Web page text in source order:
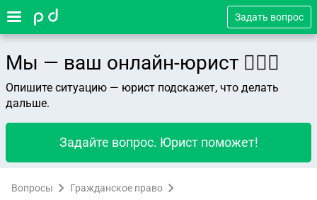
Задать вопрос
Мы — ваш онлайн-юрист 👨🏻‍⚖️
Опишите ситуацию — юрист подскажет, что делать
дальше.
Задайте вопрос. Юрист поможет!
Вопросы Гражданское право